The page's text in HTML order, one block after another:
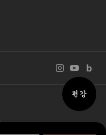
퀵메뉴
인스타그램 바로
유튜브 바로
블로그